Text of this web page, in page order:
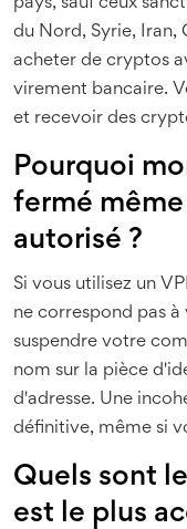
pays, sauf ceux
du Nord, Syrie, Iran,
acheter de cryptos
virement bancaire.
et recevoir des
Pourquoi
fermé même
autorisé ?
Si vous utilisez un
ne correspond pas
suspendre votre
nom sur la pièce
d'adresse. Une
définitive, même si
Quels sont
est le plus